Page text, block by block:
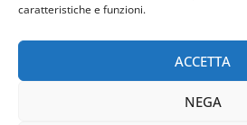
caratteristiche e funzioni.
ACCETTA
NEGA
Confesercenti: